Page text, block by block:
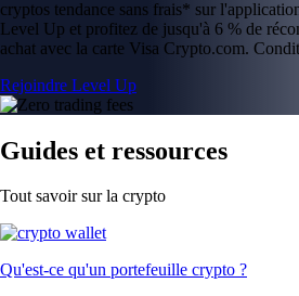
cryptos tendance sans frais* sur
Level Up et profitez de jusqu'à 6 % de
achat avec la carte Visa Crypto.com.
Rejoindre Level Up
Guides et ressources
Tout savoir sur la crypto
Qu'est-ce qu'un portefeuille crypto ?